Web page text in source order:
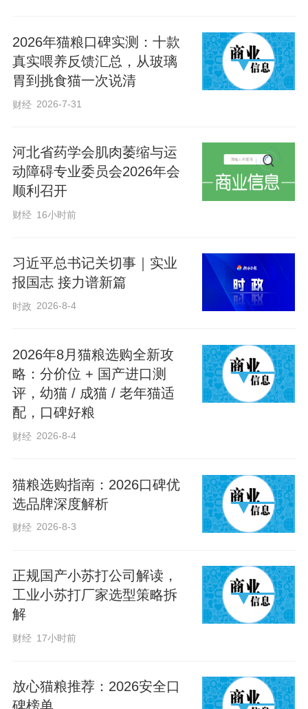
国”里的“园艺师”。说起和多肉植物的缘
分，他顿时有了激情。
2015年7月，王宇从美国加利福尼亚大学洛
洛杉矶一家国际贸易进出口公司工作。
2016年暑期，他回国探亲，在高中同学家
聚会闲聊时接触到了多肉植物。
可掬的小植物深深地吸引了王宇，也让他
敏锐地意识到其中蕴藏着无限商机。
在家乡曲周县，王宇深入田间地头却发
现，这里的多肉种植仍停留在传统阶段，
家家单打独斗，规模不足，议价能力弱，
在相互竞争中往往出现多肉贱卖的情况，
让很多种植户饱尝苦头。
回到美国后，“小多肉”始终在王宇的脑海中
盘旋。曲周有着较好的农业基础，了解了
当地农业帮扶政策后，回乡创业种多肉像
侧。
王宇的打算，遭到全家人的一致反对，但
没有挡住他回乡创业的脚步。
2017年夏天，王宇登上回国的飞机。回到
2026年猫粮口碑实测：十款
真实喂养反馈汇总，从玻璃
胃到挑食猫一次说清
财经 2026-7-31
河北省药学会肌肉萎缩与运
动障碍专业委员会2026年会
顺利召开
财经 16小时前
习近平总书记关切事｜实业
报国志 接力谱新篇
时政 2026-8-4
2026年8月猫粮选购全新攻
略：分价位 + 国产进口测
评，幼猫 / 成猫 / 老年猫适
配，口碑好粮
财经 2026-8-4
猫粮选购指南：2026口碑优
选品牌深度解析
财经 2026-8-3
正规国产小苏打公司解读，
工业小苏打厂家选型策略拆
解
财经 17小时前
放心猫粮推荐：2026安全口
碑榜单